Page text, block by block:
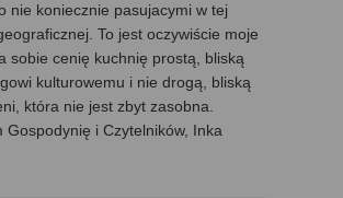
nie koniecznie pasujacymi w tej
To jest oczywiście moje
sobie cenię kuchnię prostą, bliską
kulturowemu i nie drogą, bliską
która nie jest zbyt zasobna.
Gospodynię i Czytelników, Inka